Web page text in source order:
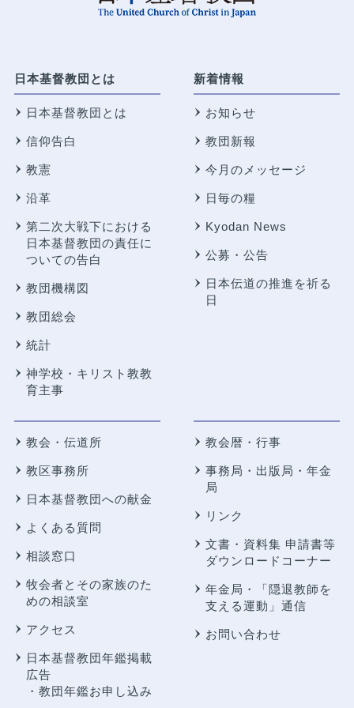
日本基督教団とは
日本基督教団とは
信仰告白
教憲
沿革
第二次大戦下における
日本基督教団の責任に
ついての告白
教団機構図
教団総会
統計
神学校・キリスト教教
育主事
新着情報
お知らせ
教団新報
今月のメッセージ
日毎の糧
Kyodan News
公募・公告
日本伝道の推進を祈る
日
教会・伝道所
教区事務所
日本基督教団への献金
よくある質問
相談窓口
牧会者とその家族のた
めの相談室
アクセス
日本基督教団年鑑掲載
広告
・教団年鑑お申し込み
教会暦・行事
事務局・出版局・年金
局
リンク
文書・資料集 申請書等
ダウンロードコーナー
年金局・
「隠退教師を
支える運動」通信
お問い合わせ